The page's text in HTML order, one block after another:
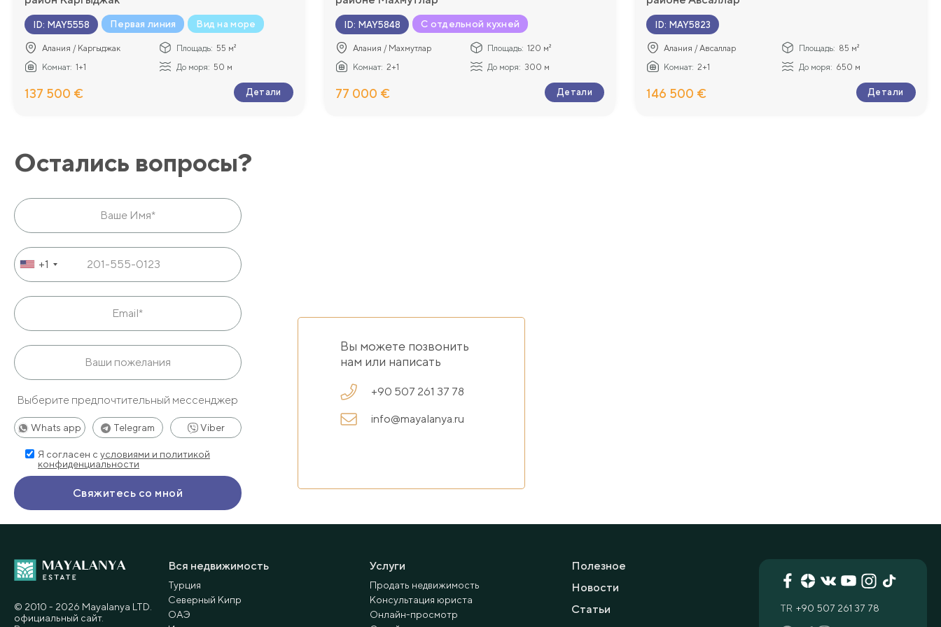
ID: MAY5558 Первая линия Вид на море
Алания / Каргыджак Площадь: 55 м²
Комнат: 1+1 До моря: 50 м
137 500 € Детали
ID: MAY5848 С отдельной кухней
Алания / Махмутлар Площадь: 120 м²
Комнат: 2+1 До моря: 300 м
77 000 € Детали
ID: MAY5823
Алания / Авсаллар Площадь: 85 м²
Комнат: 2+1 До моря: 650 м
146 500 € Детали
Остались вопросы?
+1
Выберите предпочтительный мессенджер
Whats app Telegram Viber
Я согласен с условиями и политикой
конфиденциальности
Вы можете позвонить
нам или написать
+90 507 261 37 78
info@mayalanya.ru
Вся недвижимость
Турция
Северный Кипр
ОАЭ
Услуги
Продать недвижимость
Консультация юриста
Онлайн-просмотр
Полезное
Новости
Статьи
TR +90 507 261 37 78
© 2010 - 2026 Мayalanya LTD.
официальный сайт.